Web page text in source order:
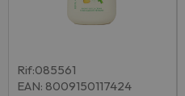
Rif:085561
EAN: 8009150117424